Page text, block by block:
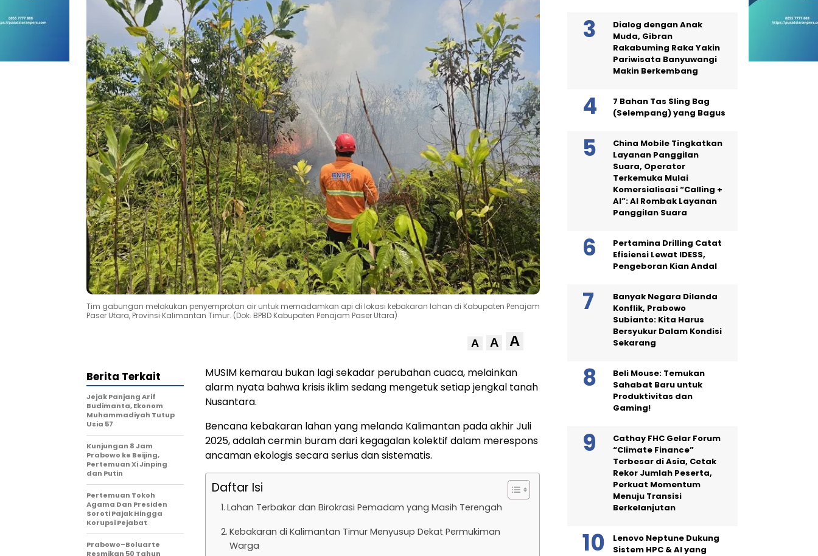
Tim gabungan melakukan penyemprotan air untuk memadamkan api di lokasi kebakaran lahan di Kabupaten Penajam
Paser Utara, Provinsi Kalimantan Timur. (Dok. BPBD Kabupaten Penajam Paser Utara)
A A A
MUSIM kemarau bukan lagi sekadar perubahan cuaca, melainkan
alarm nyata bahwa krisis iklim sedang mengetuk setiap jengkal tanah
Nusantara.
Bencana kebakaran lahan yang melanda Kalimantan pada akhir Juli
2025, adalah cermin buram dari kegagalan kolektif dalam merespons
ancaman ekologis secara serius dan sistematis.
Daftar Isi
Lahan Terbakar dan Birokrasi Pemadam yang Masih Terengah
Kebakaran di Kalimantan Timur Menyusup Dekat Permukiman
Warga
Berita Terkait
Jejak Panjang Arif
Budimanta, Ekonom
Muhammadiyah Tutup
Usia 57
Kunjungan 8 Jam
Prabowo ke Beijing,
Pertemuan Xi Jinping
dan Putin
Pertemuan Tokoh
Agama Dan Presiden
Soroti Pajak Hingga
Korupsi Pejabat
Prabowo–Boluarte
Resmikan 50 Tahun
Dialog dengan Anak
Muda, Gibran
Rakabuming Raka Yakin
Pariwisata Banyuwangi
Makin Berkembang
7 Bahan Tas Sling Bag
(Selempang) yang Bagus
China Mobile Tingkatkan
Layanan Panggilan
Suara, Operator
Terkemuka Mulai
Komersialisasi “Calling +
AI”: AI Rombak Layanan
Panggilan Suara
Pertamina Drilling Catat
Efisiensi Lewat IDESS,
Pengeboran Kian Andal
Banyak Negara Dilanda
Konflik, Prabowo
Subianto: Kita Harus
Bersyukur Dalam Kondisi
Sekarang
Beli Mouse: Temukan
Sahabat Baru untuk
Produktivitas dan
Gaming!
Cathay FHC Gelar Forum
“Climate Finance”
Terbesar di Asia, Cetak
Rekor Jumlah Peserta,
Perkuat Momentum
Menuju Transisi
Berkelanjutan
Lenovo Neptune Dukung
Sistem HPC & AI yang